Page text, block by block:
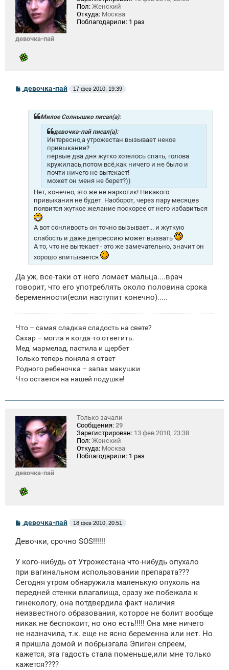
девочка-пай
Пол: Женский
Откуда: Москва
Поблагодарили: 1 раз
С
девочка-пай 17 фев 2010, 19:39
Милое Солнышко писал(а):
девочка-пай писал(а):
Интересно,а утрожестан вызывает некое
привыкание?
первые два дня жутко хотелось спать, голова
кружилась,потом всё,как ничего и не было и
почти ничего не вытекает!
может он меня не берет?))
Нет, конечно, это же не наркотик! Никакого
привыкания не будет. Наоборот, через пару месяцев
появится жуткое желание поскорее от него избавиться
А вот сонливость он точно вызывает... и жуткую
слабость и даже депрессию может вызвать
А то, что не вытекает - это же замечательно, значит он
хорошо впитывается
Да уж, все-таки от него ломает мальца....врач
говорит, что его употреблять около половина срока
беременности(если наступит конечно).....
Что – самая сладкая сладость на свете?
Сахар – могла я когда-то ответить.
Мед, мармелад, пастила и щербет
Только теперь поняла я ответ
Родного ребеночка – запах макушки
Что остается на нашей подушке!
девочка-пай
Только зачали
Сообщения: 29
Зарегистрирован: 13 фев 2010, 23:38
Пол: Женский
Откуда: Москва
Поблагодарили: 1 раз
С
б
н
и
девочка-пай 18 фев 2010, 20:51
Девочки, срочно SOS!!!!!!
У кого-нибудь от Утрожестана что-нибудь опухало
при вагинальном использовании препарата???
Сегодня утром обнаружила маленькую опухоль на
передней стенки влагалища, сразу же побежала к
гинекологу, она потдвердила факт наличия
неизвестного образования, которое не болит вообще
никак не беспокоит, но оно есть!!!!! Она мне ничего
не назначила, т.к. еще не ясно беременна или нет. Но
я пришла домой и побрызгала Эпиген спреем,
кажется, эта гадость стала поменьше,или мне только
кажется????